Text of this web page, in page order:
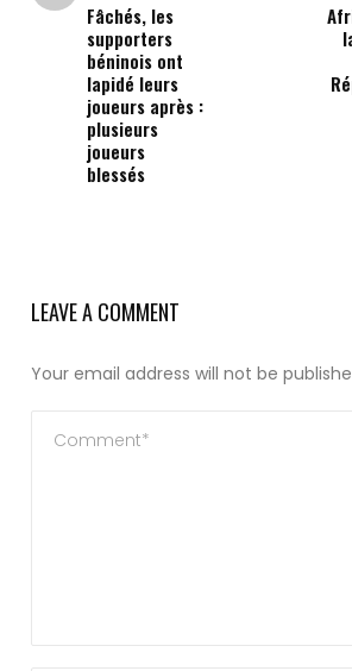
Fâchés, les
supporters
béninois ont
lapidé leurs
joueurs après :
plusieurs
joueurs
blessés
LEAVE A COMMENT
Your email address will not be